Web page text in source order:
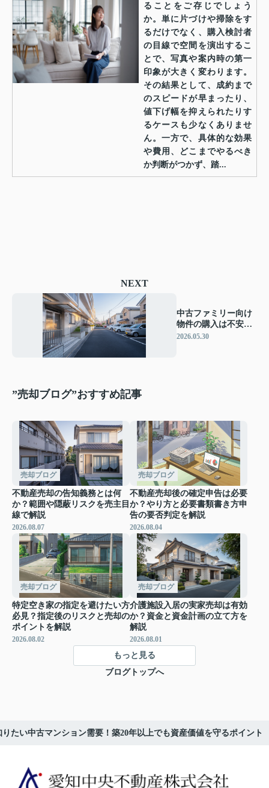
ることをご存じでしょう
か。単に片づけや掃除をす
るだけでなく、購入検討者
の目線で空間を演出するこ
とで、写真や案内時の第一
印象が大きく変わります。
その結果として、成約まで
のスピードが早まったり、
値下げ幅を抑えられたりす
るケースも少なくありませ
ん。一方で、具体的な効果
や費用、どこまでやるべき
か判断がつかず、踏...
NEXT
中古ファミリー向け
物件の購入は不安？
子育て重視で後悔し
2026.05.30
”売却ブログ”おすすめ記事
売却ブログ
不動産売却の告知義務とは何
か？範囲や隠蔽リスクを売主目
線で解説
2026.08.07
売却ブログ
不動産売却後の確定申告は必要
か？やり方と必要書類書き方申
告の要否判定を解説
2026.08.04
売却ブログ
特定空き家の指定を避けたい方
必見？指定後のリスクと売却の
ポイントを解説
2026.08.02
売却ブログ
介護施設入居の実家売却は有効
か？資金と資金計画の立て方を
解説
2026.08.01
もっと見る
ブログトップへ
たい中古マンション需要！築20年以上でも資産価値を守るポイント